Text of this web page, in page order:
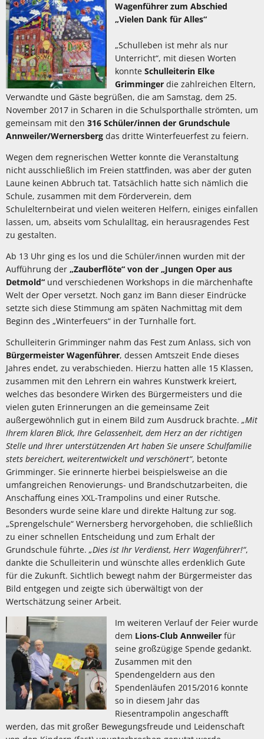
Wagenführer zum Abschied
„Vielen Dank für Alles“
„Schulleben ist mehr als nur
Unterricht“, mit diesen Worten
konnte Schulleiterin Elke
Grimminger die zahlreichen Eltern,
Verwandte und Gäste begrüßen, die am Samstag, dem 25.
November 2017 in Scharen in die Schulsporthalle strömten, um
gemeinsam mit den 316 Schüler/innen der Grundschule
Annweiler/Wernersberg das dritte Winterfeuerfest zu feiern.
Wegen dem regnerischen Wetter konnte die Veranstaltung
nicht ausschließlich im Freien stattfinden, was aber der guten
Laune keinen Abbruch tat. Tatsächlich hatte sich nämlich die
Schule, zusammen mit dem Förderverein, dem
Schulelternbeirat und vielen weiteren Helfern, einiges einfallen
lassen, um, abseits vom Schulalltag, ein herausragendes Fest
zu gestalten.
Ab 13 Uhr ging es los und die Schüler/innen wurden mit der
Aufführung der „Zauberflöte“ von der „Jungen Oper aus
Detmold“ und verschiedenen Workshops in die märchenhafte
Welt der Oper versetzt. Noch ganz im Bann dieser Eindrücke
setzte sich diese Stimmung am späten Nachmittag mit dem
Beginn des „Winterfeuers“ in der Turnhalle fort.
Schulleiterin Grimminger nahm das Fest zum Anlass, sich von
Bürgermeister Wagenführer, dessen Amtszeit Ende dieses
Jahres endet, zu verabschieden. Hierzu hatten alle 15 Klassen,
zusammen mit den Lehrern ein wahres Kunstwerk kreiert,
welches das besondere Wirken des Bürgermeisters und die
vielen guten Erinnerungen an die gemeinsame Zeit
außergewöhnlich gut in einem Bild zum Ausdruck brachte. „Mit
Ihrem klaren Blick, Ihre Gelassenheit, dem Herz an der richtigen
Stelle und Ihrer unterstützenden Art haben Sie unsere Schulfamilie
stets bereichert, weiterentwickelt und verschönert“, betonte
Grimminger. Sie erinnerte hierbei beispielsweise an die
umfangreichen Renovierungs- und Brandschutzarbeiten, die
Anschaffung eines XXL-Trampolins und einer Rutsche.
Besonders wurde seine klare und direkte Haltung zur sog.
„Sprengelschule“ Wernersberg hervorgehoben, die schließlich
zu einer schnellen Entscheidung und zum Erhalt der
Grundschule führte. „Dies ist Ihr Verdienst, Herr Wagenführer!“,
dankte die Schulleiterin und wünschte alles erdenklich Gute
für die Zukunft. Sichtlich bewegt nahm der Bürgermeister das
Bild entgegen und zeigte sich überwältigt von der
Wertschätzung seiner Arbeit.
Im weiteren Verlauf der Feier wurde
dem Lions-Club Annweiler für
seine großzügige Spende gedankt.
Zusammen mit den
Spendengeldern aus den
Spendenläufen 2015/2016 konnte
so in diesem Jahr das
Riesentrampolin angeschafft
werden, das mit großer Bewegungsfreude und Leidenschaft